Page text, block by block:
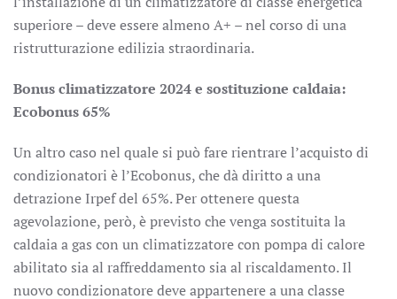
superiore – deve essere almeno A+ – nel corso di una
ristrutturazione edilizia straordinaria.
Bonus climatizzatore 2024 e sostituzione caldaia:
Ecobonus 65%
Un altro caso nel quale si può fare rientrare l’acquisto di
condizionatori è l’Ecobonus, che dà diritto a una
detrazione Irpef del 65%. Per ottenere questa
agevolazione, però, è previsto che venga sostituita la
caldaia a gas con un climatizzatore con pompa di calore
abilitato sia al raffreddamento sia al riscaldamento. Il
nuovo condizionatore deve appartenere a una classe